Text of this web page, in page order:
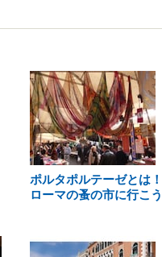
ポルタポルテーゼとは！
ローマの蚤の市に行こう